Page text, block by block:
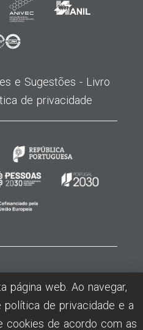
e Sugestões - Livro
de privacidade
Profissional da Insdustria Téxtil,
- Todos os direitos reservados -
por Humansoft
página web. Ao navegar,
de privacidade e a
cookies de acordo com as